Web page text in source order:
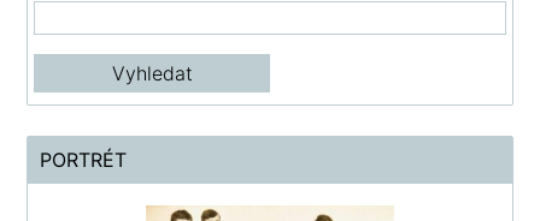
PORTRÉT